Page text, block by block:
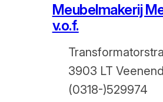
Meubelmakerij
v.o.f.
3903 LT
(0318-)529974